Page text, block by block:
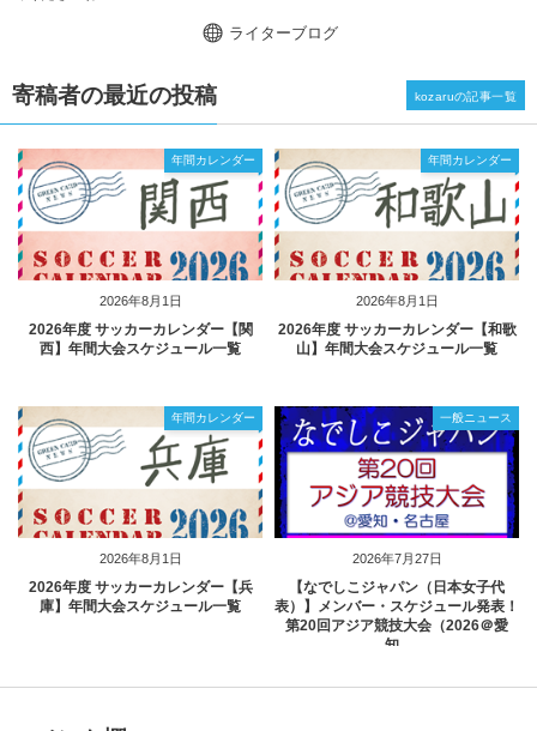
ライターブログ
寄稿者の最近の投稿
2026年8月1日
年間カレンダー
2026年度 サッカーカレンダー【関
西】年間大会スケジュール一覧
2026年8月1日
年間カレンダー
2026年度 サッカーカレンダー【和歌
山】年間大会スケジュール一覧
2026年8月1日
年間カレンダー
2026年度 サッカーカレンダー【兵
庫】年間大会スケジュール一覧
2026年7月27日
一般ニュース
【なでしこジャパン（日本女子代
表）】メンバー・スケジュール発表！
第20回アジア競技大会（2026＠愛
知...
kozaruの記事一覧